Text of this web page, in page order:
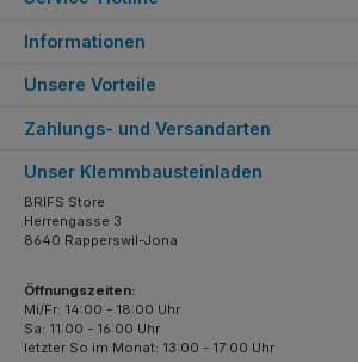
Informationen
Unsere Vorteile
Zahlungs- und Versandarten
Unser Klemmbausteinladen
BRIFS Store
Herrengasse 3
8640 Rapperswil-Jona
Öffnungszeiten:
Mi/Fr: 14:00 - 18:00 Uhr
Sa: 11:00 - 16:00 Uhr
letzter So im Monat: 13:00 - 17:00 Uhr